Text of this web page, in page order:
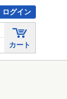
ログイン
カート